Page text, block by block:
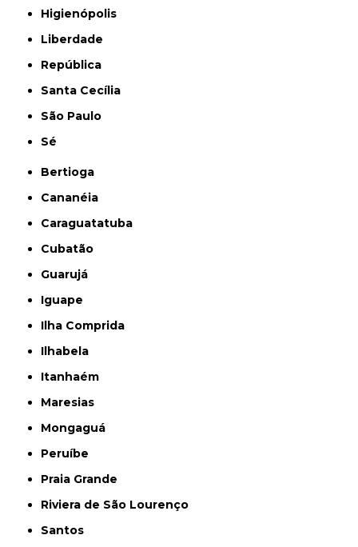
Higienópolis
Liberdade
República
Santa Cecília
São Paulo
Sé
Bertioga
Cananéia
Caraguatatuba
Cubatão
Guarujá
Iguape
Ilha Comprida
Ilhabela
Itanhaém
Maresias
Mongaguá
Peruíbe
Praia Grande
Riviera de São Lourenço
Santos